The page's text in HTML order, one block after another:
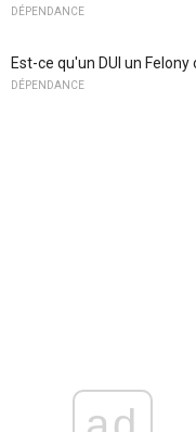
DÉPENDANCE
Est-ce qu'un DUI un Felony
DÉPENDANCE